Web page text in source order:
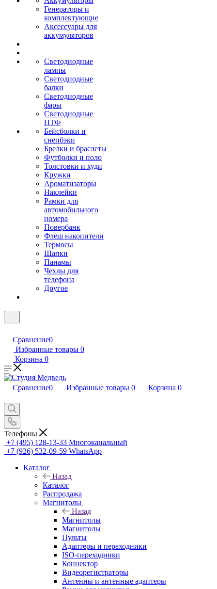
Генераторы и
комплектующие
Аксессуары для
аккумуляторов
Светодиодные
лампы
Светодиодные
балки
Светодиодные
фары
Светодиодные
ПТФ
Бейсболки и
снепбэки
Брелки и браслеты
Футболки и поло
Толстовки и худи
Кружки
Ароматизаторы
Наклейки
Рамки для
автомобильного
номера
Повербанк
Флеш накопители
Термосы
Шапки
Панамы
Чехлы для
телефона
Другое
Сравнение0
Избранные товары 0
Корзина 0
Сравнение0 Избранные товары 0 Корзина 0
Телефоны
+7 (495) 128-13-33 Многоканальный
+7 (926) 532-09-59 WhatsApp
Каталог
Назад
Каталог
Распродажа
Магнитолы
Назад
Магнитолы
Магнитолы
Пульты
Адаптеры и переходники
ISO-переходники
Коннектор
Видеорегистраторы
Антенны и антенные адаптеры